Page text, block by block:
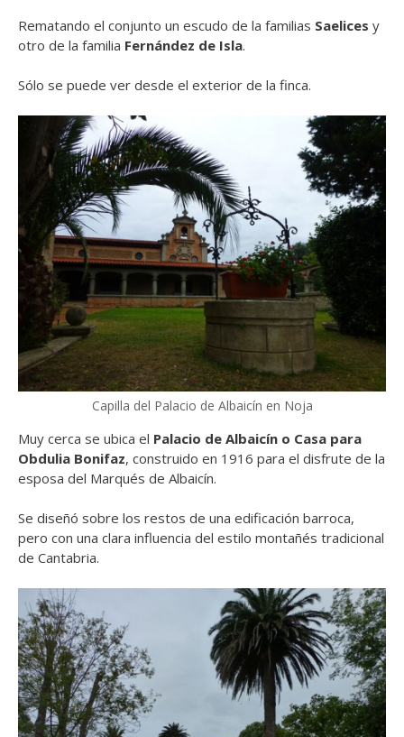
Rematando el conjunto un escudo de la familias Saelices y
otro de la familia Fernández de Isla.
Sólo se puede ver desde el exterior de la finca.
Capilla del Palacio de Albaicín en Noja
Muy cerca se ubica el Palacio de Albaicín o Casa para
Obdulia Bonifaz, construido en 1916 para el disfrute de la
esposa del Marqués de Albaicín.
Se diseñó sobre los restos de una edificación barroca,
pero con una clara influencia del estilo montañés tradicional
de Cantabria.